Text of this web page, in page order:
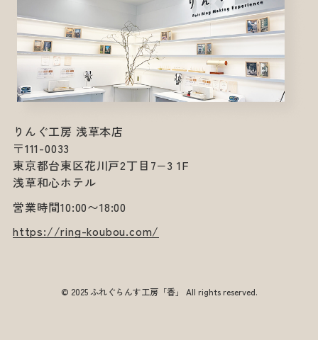
りんぐ工房 浅草本店
〒111-0033
東京都台東区花川戸2丁目7−3 1F
浅草和心ホテル
営業時間10:00〜18:00
https://ring-koubou.com/
© 2025 ふれぐらんす工房「香」 All rights reserved.